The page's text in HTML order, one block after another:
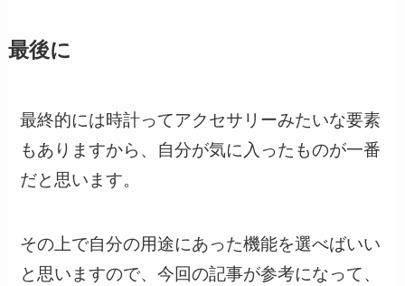
最後に
最終的には時計ってアクセサリーみたいな要素
もありますから、自分が気に入ったものが一番
だと思います。
その上で自分の用途にあった機能を選べばいい
と思いますので、今回の記事が参考になって、